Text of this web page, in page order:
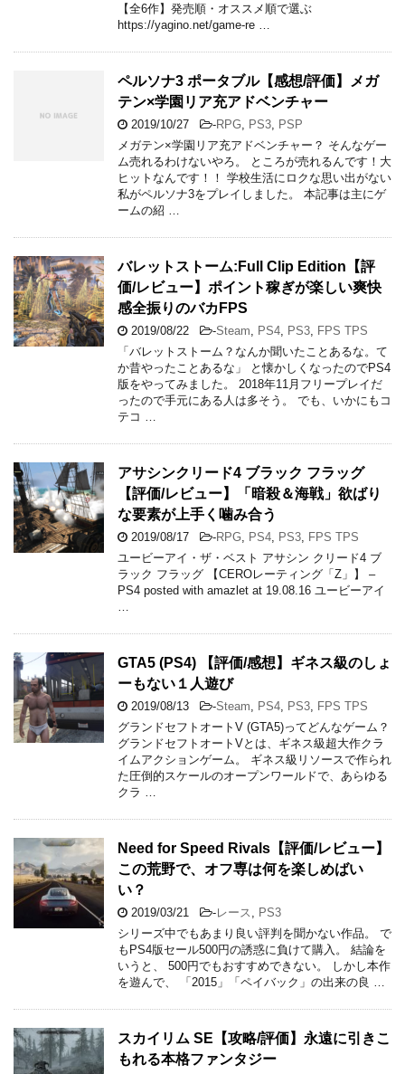
【全6作】発売順・オススメ順で選ぶ
https://yagino.net/game-re …
ペルソナ3 ポータブル【感想/評価】メガ
テン×学園リア充アドベンチャー
2019/10/27 -RPG PS3 PSP
メガテン×学園リア充アドベンチャー？ そんなゲー
ム売れるわけないやろ。 ところが売れるんです！大
ヒットなんです！！ 学校生活にロクな思い出がない
私がペルソナ3をプレイしました。 本記事は主にゲ
ームの紹 …
バレットストーム:Full Clip Edition【評
価/レビュー】ポイント稼ぎが楽しい爽快
感全振りのバカFPS
2019/08/22 -Steam PS4 PS3 FPS TPS
「バレットストーム？なんか聞いたことあるな。て
か昔やったことあるな」 と懐かしくなったのでPS4
版をやってみました。 2018年11月フリープレイだ
ったので手元にある人は多そう。 でも、いかにもコ
テコ …
アサシンクリード4 ブラック フラッグ
【評価/レビュー】「暗殺＆海戦」欲ばり
な要素が上手く噛み合う
2019/08/17 -RPG PS4 PS3 FPS TPS
ユービーアイ・ザ・ベスト アサシン クリード4 ブ
ラック フラッグ 【CEROレーティング「Z」】 –
PS4 posted with amazlet at 19.08.16 ユービーアイ
GTA5 (PS4) 【評価/感想】ギネス級のしょ
ーもない１人遊び
2019/08/13 -Steam PS4 PS3 FPS TPS
グランドセフトオートV (GTA5)ってどんなゲーム？
グランドセフトオートVとは、ギネス級超大作クラ
イムアクションゲーム。 ギネス級リソースで作られ
た圧倒的スケールのオープンワールドで、あらゆる
クラ …
Need for Speed Rivals【評価/レビュー】
この荒野で、オフ専は何を楽しめばい
い？
2019/03/21 -レース
PS3
シリーズ中でもあまり良い評判を聞かない作品。 で
もPS4版セール500円の誘惑に負けて購入。 結論を
いうと、 500円でもおすすめできない。 しかし本作
を遊んで、 「2015」「ペイバック」の出来の良 …
スカイリム SE【攻略/評価】永遠に引きこ
もれる本格ファンタジー